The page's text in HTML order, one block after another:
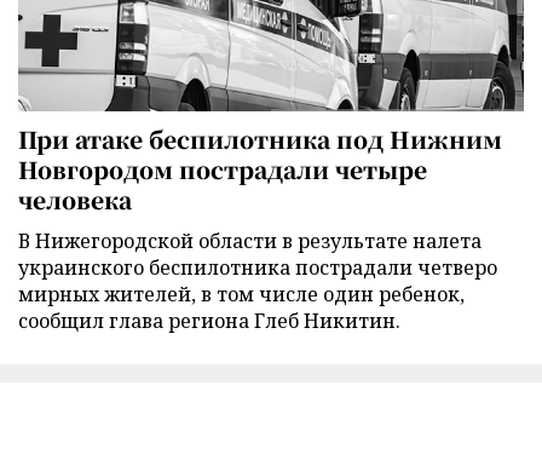
При атаке беспилотника под Нижним
Новгородом пострадали четыре
человека
В Нижегородской области в результате налета
украинского беспилотника пострадали четверо
мирных жителей, в том числе один ребенок,
сообщил глава региона Глеб Никитин.